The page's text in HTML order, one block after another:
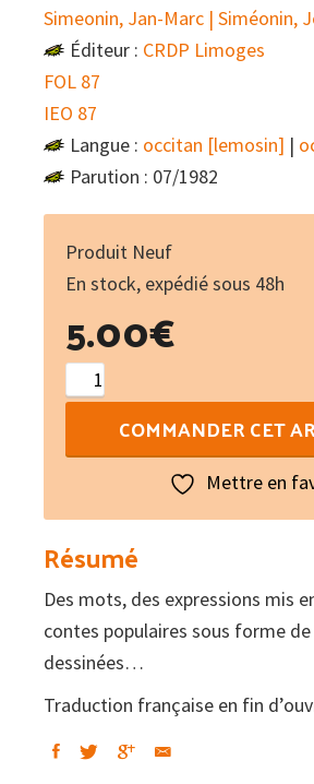
Simeonin, Jan-Marc | Siméonin,
Éditeur : CRDP Limoges
FOL 87
IEO 87
Langue : occitan [lemosin] |
Parution : 07/1982
Produit Neuf
En stock, expédié sous 48h
5.00€
quantité
de
per
aprener
a
parlar,
COMMANDER CET
Mettre en
Résumé
Des mots, des expressions mis
contes populaires sous forme de
dessinées…
Traduction française en fin